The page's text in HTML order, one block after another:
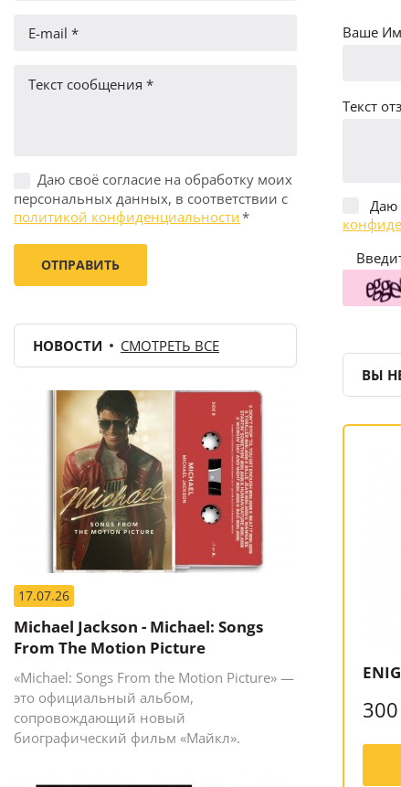
Даю своё согласие на обработку моих
персональных данных, в соответствии с
политикой конфиденциальности*
НОВОСТИ СМОТРЕТЬ ВСЕ
17.07.26
Michael Jackson - Michael: Songs
From The Motion Picture
«Michael: Songs From the Motion Picture» —
это официальный альбом,
сопровождающий новый
биографический фильм «Майкл».
Ваше
Текст
Даю
ВЫ
300